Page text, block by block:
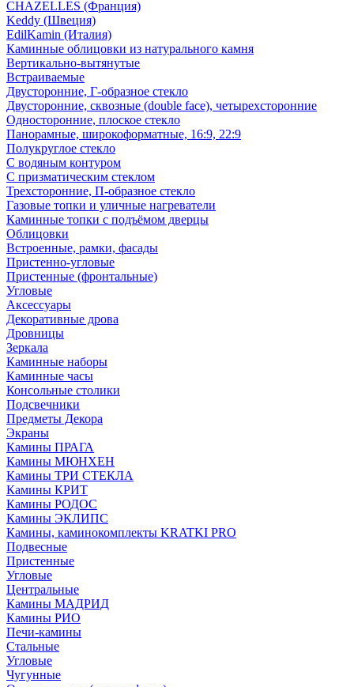
CHAZELLES (Франция)
Keddy (Швеция)
EdilKamin (Италия)
Каминные облицовки из натурального камня
Вертикально-вытянутые
Встраиваемые
Двусторонние, Г-образное стекло
Двусторонние, сквозные (double face), четырехсторонние
Односторонние, плоское стекло
Панорамные, широкоформатные, 16:9, 22:9
Полукруглое стекло
С водяным контуром
С призматическим стеклом
Трехсторонние, П-образное стекло
Газовые топки и уличные нагреватели
Каминные топки с подъёмом дверцы
Облицовки
Встроенные, рамки, фасады
Пристенно-угловые
Пристенные (фронтальные)
Угловые
Аксессуары
Декоративные дрова
Дровницы
Зеркала
Каминные наборы
Каминные часы
Консольные столики
Подсвечники
Предметы Декора
Экраны
Камины ПРАГА
Камины МЮНХЕН
Камины ТРИ СТЕКЛА
Камины КРИТ
Камины РОДОС
Камины ЭКЛИПС
Камины, каминокомплекты KRATKI PRO
Подвесные
Пристенные
Угловые
Центральные
Камины МАДРИД
Камины РИО
Печи-камины
Стальные
Угловые
Чугунные